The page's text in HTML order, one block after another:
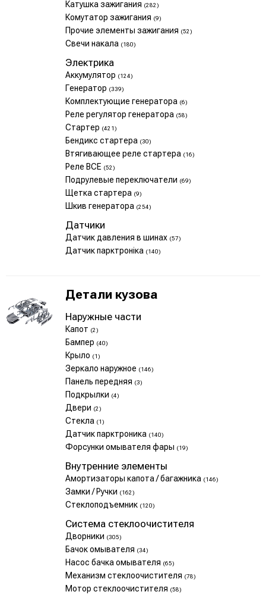
Катушка зажигания (282)
Комутатор зажигания (9)
Прочие элементы зажигания (52)
Свечи накала (180)
Электрика
Аккумулятор (124)
Генератор (339)
Комплектующие генератора (6)
Реле регулятор генератора (58)
Стартер (421)
Бендикс стартера (30)
Втягивающее реле стартера (16)
Реле ВСЕ (52)
Подрулевые переключатели (69)
Щетка стартера (9)
Шкив генератора (254)
Датчики
Датчик давления в шинах (57)
Датчик парктроніка (140)
Детали кузова
Наружные части
Капот (2)
Бампер (40)
Крыло (1)
Зеркало наружное (146)
Панель передняя (3)
Подкрылки (4)
Двери (2)
Стекла (1)
Датчик парктроника (140)
Форсунки омывателя фары (19)
Внутренние элементы
Амортизаторы капота / багажника (146)
Замки / Ручки (162)
Стеклоподъемник (120)
Система стеклоочистителя
Дворники (305)
Бачок омывателя (34)
Насос бачка омывателя (65)
Механизм стеклоочистителя (78)
Мотор стеклоочистителя (58)